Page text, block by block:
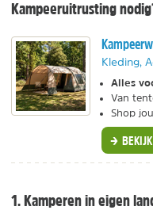
Kampeeruitrusting
Kleding,
Alles
Van
Shop
BEKIJK
1. Kamperen in eigen